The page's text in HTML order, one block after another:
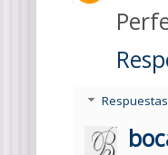
Respuestas